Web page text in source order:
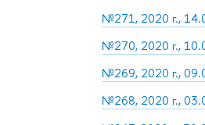
№271, 2020 г.,
№270, 2020 г.,
№269, 2020 г.,
№268, 2020 г.,